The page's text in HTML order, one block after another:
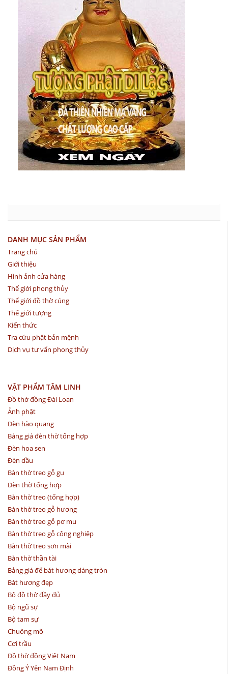
DANH MỤC SẢN PHẨM
Trang chủ
Giới thiệu
Hình ảnh cửa hàng
Thế giới phong thủy
Thế giới đồ thờ cúng
Thế giới tượng
Kiến thức
Tra cứu phật bản mệnh
Dịch vụ tư vấn phong thủy
VẬT PHẨM TÂM LINH
Đồ thờ đồng Đài Loan
Ảnh phật
Đèn hào quang
Bảng giá đèn thờ tổng hợp
Đèn hoa sen
Đèn dầu
Bàn thờ treo gỗ gụ
Đèn thờ tổng hợp
Bàn thờ treo (tổng hợp)
Bàn thờ treo gỗ hương
Bàn thờ treo gỗ pơ mu
Bàn thờ treo gỗ công nghiệp
Bàn thờ treo sơn mài
Bàn thờ thần tài
Bảng giá đế bát hương dáng tròn
Bát hương đẹp
Bộ đồ thờ đầy đủ
Bộ ngũ sự
Bộ tam sự
Chuông mõ
Cơi trầu
Đồ thờ đồng Việt Nam
Đồng Ý Yên Nam Định